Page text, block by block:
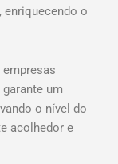
enriquecendo o
um
o nível do
acolhedor e